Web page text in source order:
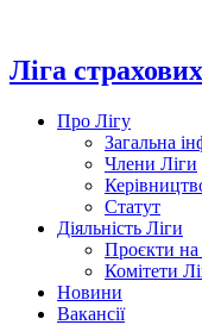
вмісту
Ліга
Про Лігу
Загальна
Члени Ліги
Статут
Діяльність Ліги
Проєкти на
Комітети
Новини
Вакансії